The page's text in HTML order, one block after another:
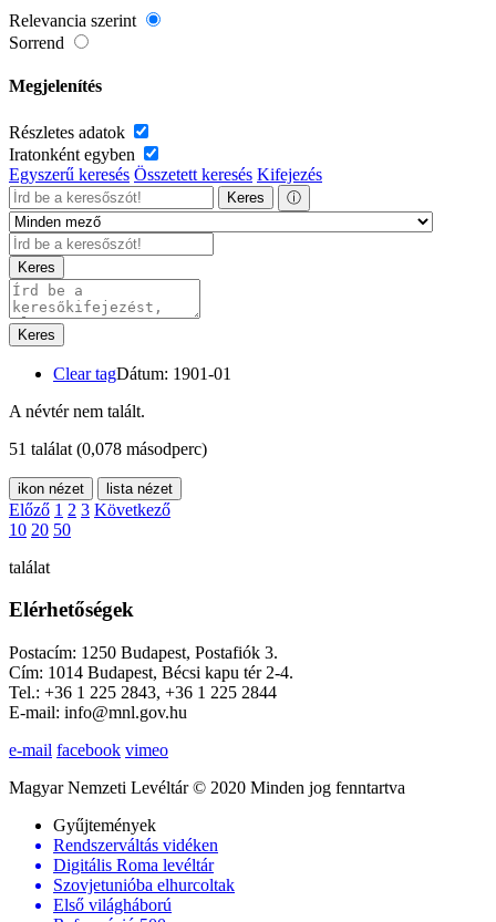
Relevancia szerint
Sorrend
Megjelenítés
Részletes adatok
Iratonként egyben
Egyszerű keresés Összetett keresés Kifejezés
Keres ⓘ
Keres
Keres
Clear tagDátum: 1901-01
A névtér nem talált.
51 találat (0,078 másodperc)
ikon nézet lista nézet
Előző 1 2 3 Következő
10 20 50
találat
Elérhetőségek
Postacím: 1250 Budapest, Postafiók 3.
Cím: 1014 Budapest, Bécsi kapu tér 2-4.
Tel.: +36 1 225 2843, +36 1 225 2844
E-mail: info@mnl.gov.hu
e-mail facebook vimeo
Magyar Nemzeti Levéltár © 2020 Minden jog fenntartva
Gyűjtemények
Rendszerváltás vidéken
Digitális Roma levéltár
Szovjetunióba elhurcoltak
Első világháború